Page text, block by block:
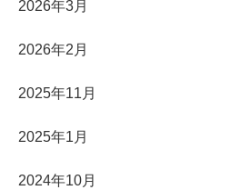
2026年3月
2026年2月
2025年11月
2025年1月
2024年10月